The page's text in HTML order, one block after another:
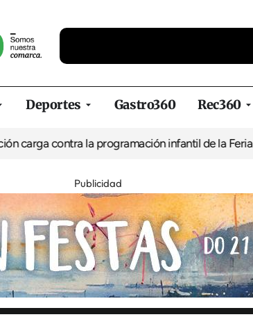
Deportes Gastro360 Rec360
la programación infantil de la Feria de la
Publicidad